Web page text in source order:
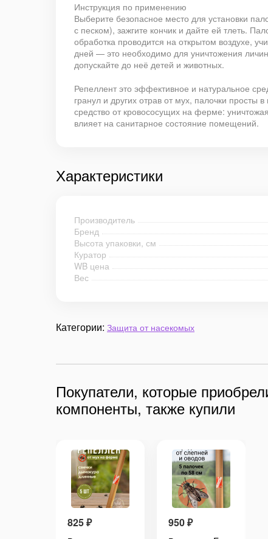
Инструкция по применению
Выберите безопасное место для установки
с песком), зажгите кончик и дайте ей тлеть.
обработка проводится на открытом воздухе,
дней — это необходимо для уничтожения
допускайте до неё детей и животных.
Репеллент это эффективное и натуральное
гранул и других отрав от мух, палочки
средство от кровососущих на ферме:
влияет на санитарное состояние помещений.
Характеристики
Производитель
Бренд
Высота упаковки, см
Куратор
WB цена
Вес
Категории: Защита от насекомых
Покупатели, которые
компоненты, также купили
825₽ 950₽